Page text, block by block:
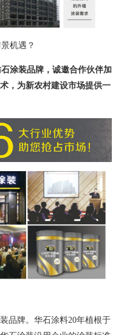
机遇？
装品牌，诚邀合作伙伴加
，为新农村建设市场提供一
品牌。华石涂料20年植根于